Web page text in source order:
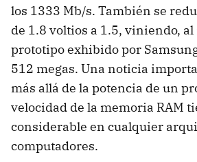
los 1333 Mb/s. También se
de 1.8 voltios a 1.5, viniendo,
prototipo exhibido por
512 megas. Una noticia
más allá de la potencia de un
velocidad de la memoria RAM
considerable en cualquier
computadores.